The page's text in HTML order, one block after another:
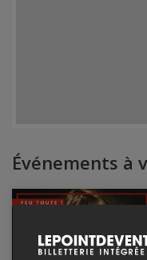
Événements à